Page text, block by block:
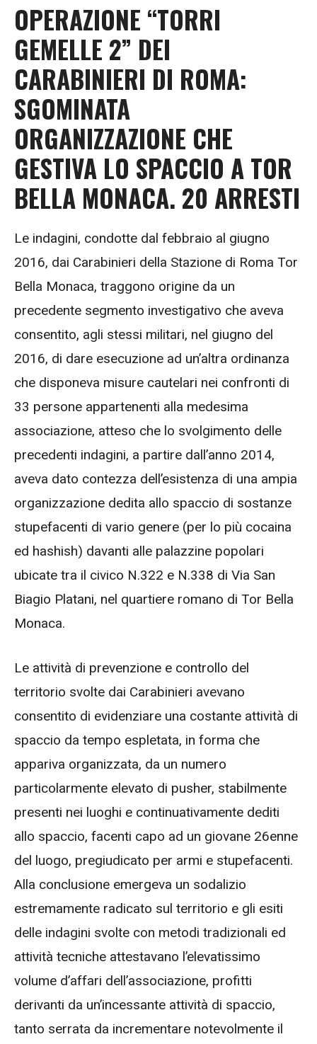
OPERAZIONE “TORRI
GEMELLE 2” DEI
CARABINIERI DI ROMA:
SGOMINATA
ORGANIZZAZIONE CHE
GESTIVA LO SPACCIO A TOR
BELLA MONACA. 20 ARRESTI
Le indagini, condotte dal febbraio al giugno
2016, dai Carabinieri della Stazione di Roma Tor
Bella Monaca, traggono origine da un
precedente segmento investigativo che aveva
consentito, agli stessi militari, nel giugno del
2016, di dare esecuzione ad un’altra ordinanza
che disponeva misure cautelari nei confronti di
33 persone appartenenti alla medesima
associazione, atteso che lo svolgimento delle
precedenti indagini, a partire dall’anno 2014,
aveva dato contezza dell’esistenza di una ampia
organizzazione dedita allo spaccio di sostanze
stupefacenti di vario genere (per lo più cocaina
ed hashish) davanti alle palazzine popolari
ubicate tra il civico N.322 e N.338 di Via San
Biagio Platani, nel quartiere romano di Tor Bella
Monaca.
Le attività di prevenzione e controllo del
territorio svolte dai Carabinieri avevano
consentito di evidenziare una costante attività di
spaccio da tempo espletata, in forma che
appariva organizzata, da un numero
particolarmente elevato di pusher, stabilmente
presenti nei luoghi e continuativamente dediti
allo spaccio, facenti capo ad un giovane 26enne
del luogo, pregiudicato per armi e stupefacenti.
Alla conclusione emergeva un sodalizio
estremamente radicato sul territorio e gli esiti
delle indagini svolte con metodi tradizionali ed
attività tecniche attestavano l’elevatissimo
volume d’affari dell’associazione, profitti
derivanti da un’incessante attività di spaccio,
tanto serrata da incrementare notevolmente il